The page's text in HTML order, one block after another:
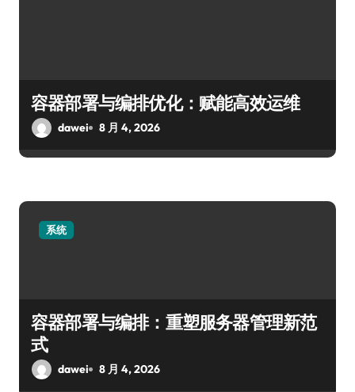
容器部署与编排优化：赋能高效运维
dawei 8 月 4, 2026
系统
容器部署与编排：重塑服务器管理新范
式
dawei 8 月 4, 2026